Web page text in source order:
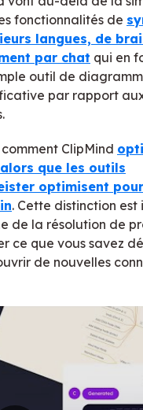
fonctionnalités de
langues, de
par chat qui en
outil de
par rapport
ClipMind
que les outils
optimisent
. Cette distinction
de la résolution de
ce que vous savez
de nouvelles